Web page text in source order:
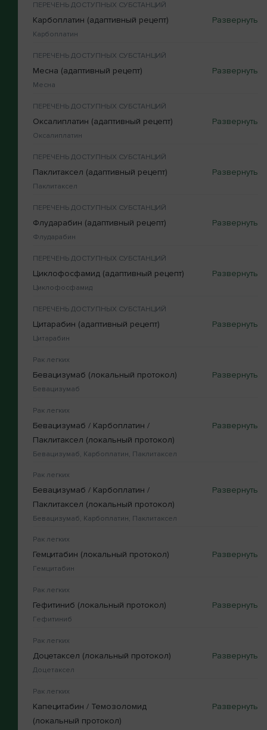
ПЕРЕЧЕНЬ ДОСТУПНЫХ СУБСТАНЦИЙ
Карбоплатин (адаптивный рецепт)
Карбоплатин
ПЕРЕЧЕНЬ ДОСТУПНЫХ СУБСТАНЦИЙ
Месна (адаптивный рецепт)
Месна
ПЕРЕЧЕНЬ ДОСТУПНЫХ СУБСТАНЦИЙ
Оксалиплатин (адаптивный рецепт)
Оксалиплатин
ПЕРЕЧЕНЬ ДОСТУПНЫХ СУБСТАНЦИЙ
Паклитаксел (адаптивный рецепт)
Паклитаксел
ПЕРЕЧЕНЬ ДОСТУПНЫХ СУБСТАНЦИЙ
Флударабин (адаптивный рецепт)
Флударабин
ПЕРЕЧЕНЬ ДОСТУПНЫХ СУБСТАНЦИЙ
Циклофосфамид (адаптивный рецепт)
Циклофосфамид
ПЕРЕЧЕНЬ ДОСТУПНЫХ СУБСТАНЦИЙ
Цитарабин (адаптивный рецепт)
Цитарабин
Рак легких
Бевацизумаб (локальный протокол)
Бевацизумаб
Рак легких
Бевацизумаб / Карбоплатин /
Паклитаксел (локальный протокол)
Бевацизумаб, Карбоплатин, Паклитаксел
Рак легких
Бевацизумаб / Карбоплатин /
Паклитаксел (локальный протокол)
Бевацизумаб, Карбоплатин, Паклитаксел
Рак легких
Гемцитабин (локальный протокол)
Гемцитабин
Рак легких
Гефитиниб (локальный протокол)
Гефитиниб
Рак легких
Доцетаксел (локальный протокол)
Доцетаксел
Рак легких
Капецитабин / Темозоломид
(локальный протокол)